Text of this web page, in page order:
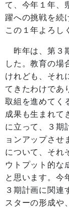
て、今年１年、
躍への挑戦を続
この１年よろし
昨年は、第３
した。教育の場
けれども、それ
てきたわけであ
取組を進めてく
成果も生まれて
に立って、３期
ョンアップさせ
について、それ
ウトプット的な
と思います。今
３期計画に関連
スターの形成や